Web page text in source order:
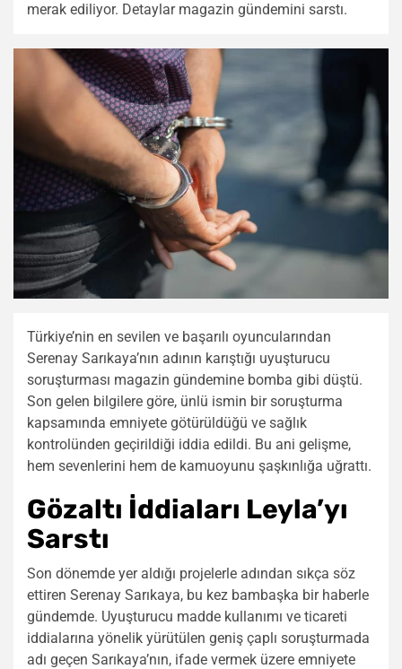
merak ediliyor. Detaylar magazin gündemini sarstı.
Türkiye’nin en sevilen ve başarılı oyuncularından
Serenay Sarıkaya’nın adının karıştığı uyuşturucu
soruşturması magazin gündemine bomba gibi düştü.
Son gelen bilgilere göre, ünlü ismin bir soruşturma
kapsamında emniyete götürüldüğü ve sağlık
kontrolünden geçirildiği iddia edildi. Bu ani gelişme,
hem sevenlerini hem de kamuoyunu şaşkınlığa uğrattı.
Gözaltı İddiaları Leyla’yı
Sarstı
Son dönemde yer aldığı projelerle adından sıkça söz
ettiren Serenay Sarıkaya, bu kez bambaşka bir haberle
gündemde. Uyuşturucu madde kullanımı ve ticareti
iddialarına yönelik yürütülen geniş çaplı soruşturmada
adı geçen Sarıkaya’nın, ifade vermek üzere emniyete